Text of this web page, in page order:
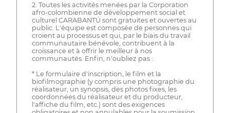
2. Toutes les activités menées par la Corporation
afro-colombienne de développement social et
culturel CARABANTÚ sont gratuites et ouvertes au
public. L'équipe est composée de personnes qui
croient au processus et qui, par le biais du travail
communautaire bénévole, contribuent à la
croissance et à offrir le meilleur à nos
communautés. Enfin, n'oubliez pas :
* Le formulaire d'inscription, le film et la
biofilmographie (y compris une photographie du
réalisateur, un synopsis, des photos fixes, les
coordonnées du réalisateur et du producteur,
l'affiche du film, etc.) sont des exigences